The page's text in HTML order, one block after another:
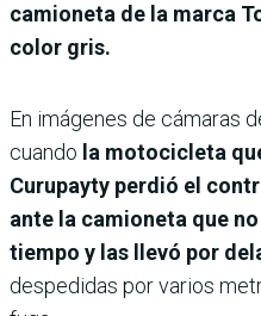
camioneta de la marca
color gris.
En imágenes de cámaras
cuando la motocicleta
Curupayty perdió el
ante la camioneta que
tiempo y las llevó por
despedidas por varios